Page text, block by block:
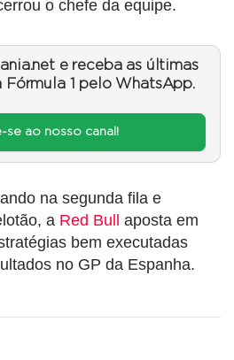
o chefe da equipe.
e receba as últimas
Fórmula 1 pelo WhatsApp.
se ao nosso canal!
na segunda fila e
a Red Bull aposta em
bem executadas
no GP da Espanha.